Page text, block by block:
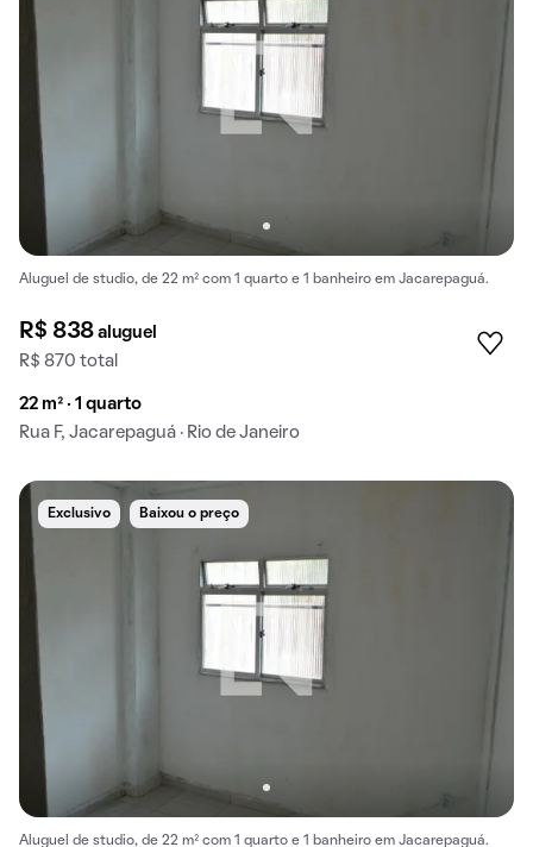
Aluguel de studio, de 22 m² com 1 quarto e 1 banheiro em Jacarepaguá.
R$ 838aluguel
R$ 870 total
22 m² · 1 quarto
Rua F, Jacarepaguá · Rio de Janeiro
Exclusivo Baixou o preço
Aluguel de studio, de 22 m² com 1 quarto e 1 banheiro em Jacarepaguá.